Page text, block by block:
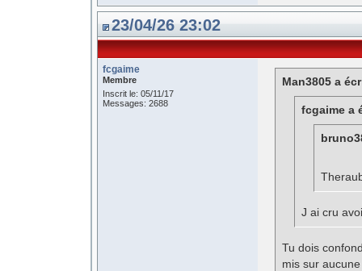
23/04/26 23:02
fcgaime
Membre
Inscrit le: 05/11/17
Messages: 2688
Man3805 a
fcgaime a
J ai cru
Tu dois
mis sur